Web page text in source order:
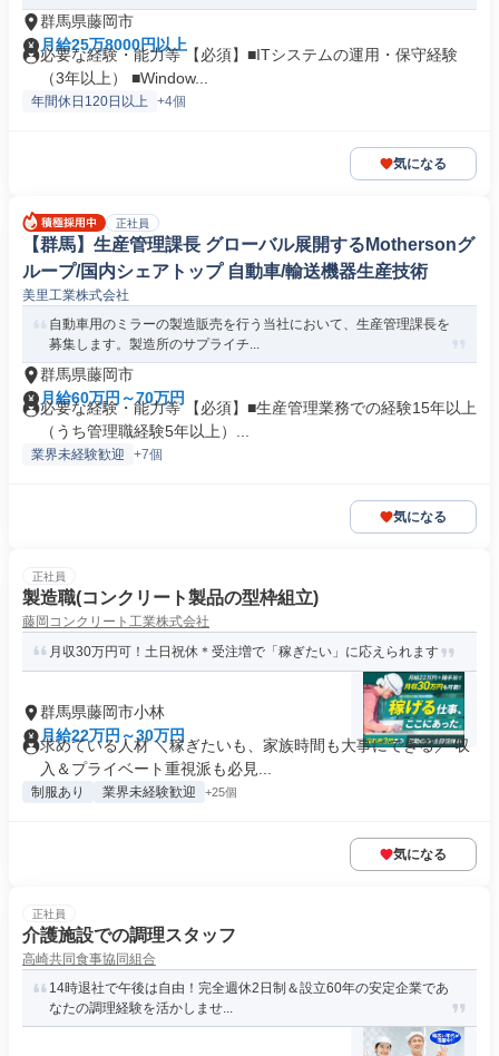
群馬県藤岡市
月給25万8000円以上
必要な経験・能力等 【必須】■ITシステムの運用・保守経験
（3年以上） ■Window...
年間休日120日以上 +4個
気になる
正社員
【群馬】生産管理課長 グローバル展開するMothersonグ
ループ/国内シェアトップ 自動車/輸送機器生産技術
美里工業株式会社
自動車用のミラーの製造販売を行う当社において、生産管理課長を
募集します。製造所のサプライチ...
群馬県藤岡市
月給60万円～70万円
必要な経験・能力等 【必須】■生産管理業務での経験15年以上
（うち管理職経験5年以上）...
業界未経験歓迎 +7個
気になる
正社員
製造職(コンクリート製品の型枠組立)
藤岡コンクリート工業株式会社
月収30万円可！土日祝休＊受注増で「稼ぎたい」に応えられます
群馬県藤岡市小林
月給22万円～30万円
求めている人材 ＼稼ぎたいも、家族時間も大事にできる／ 収
入＆プライベート重視派も必見...
制服あり 業界未経験歓迎 +25個
気になる
正社員
介護施設での調理スタッフ
高崎共同食事協同組合
14時退社で午後は自由！完全週休2日制＆設立60年の安定企業であ
なたの調理経験を活かしませ...